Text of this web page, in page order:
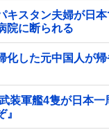
キスタン夫婦が日
院に断られる
化した元中国人が
装軍艦4隻が日本